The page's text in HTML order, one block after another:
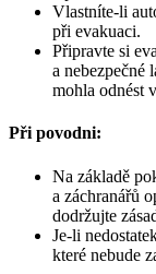
Vlastníte-li
při evakuaci.
Připravte si
a nebezpečné
mohla odnést
Při povodni:
Na základě
a záchranářů
dodržujte
Je-li
které nebude